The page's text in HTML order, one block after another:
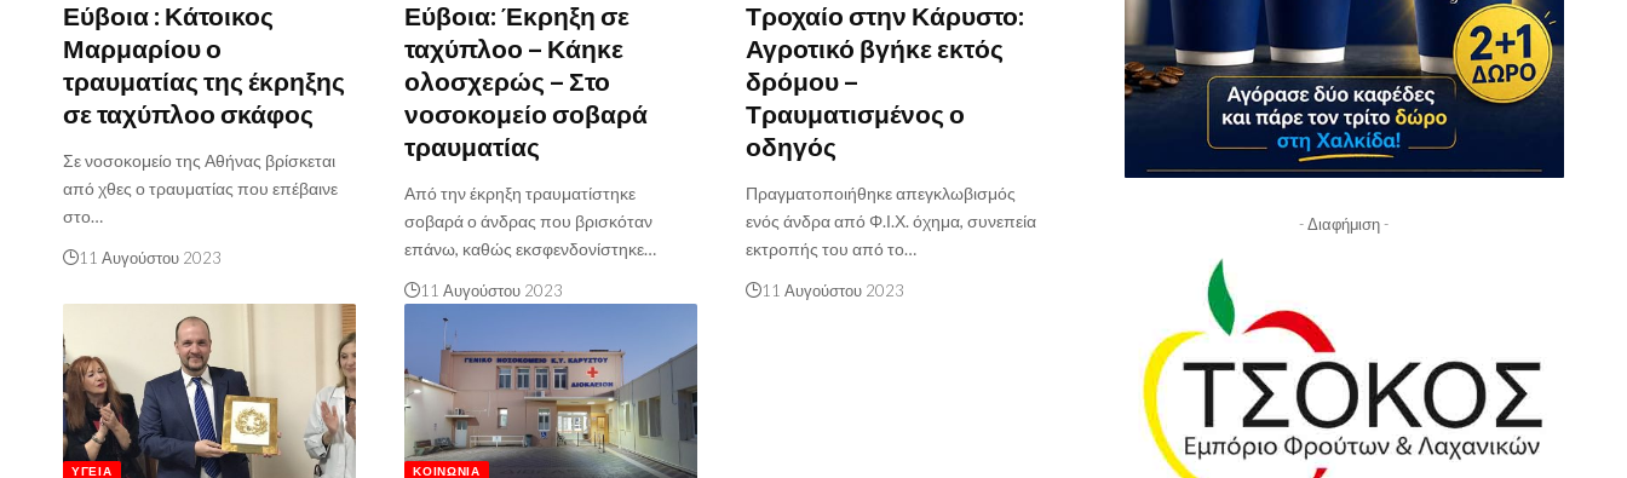
Εύβοια : Κάτοικος
Μαρμαρίου ο
τραυματίας της έκρηξης
σε ταχύπλοο σκάφος
Σε νοσοκομείο της Αθήνας βρίσκεται
από χθες ο τραυματίας που επέβαινε
στο…
11 Αυγούστου 2023
Εύβοια: Έκρηξη σε
ταχύπλοο – Κάηκε
ολοσχερώς – Στο
νοσοκομείο σοβαρά
τραυματίας
Από την έκρηξη τραυματίστηκε
σοβαρά ο άνδρας που βρισκόταν
επάνω, καθώς εκσφενδονίστηκε…
11 Αυγούστου 2023
Τροχαίο στην Κάρυστο:
Αγροτικό βγήκε εκτός
δρόμου –
Τραυματισμένος ο
οδηγός
Πραγματοποιήθηκε απεγκλωβισμός
ενός άνδρα από Φ.Ι.Χ. όχημα, συνεπεία
εκτροπής του από το…
11 Αυγούστου 2023
ΥΓΕΊΑ ΚΟΙΝΩΝΊΑ
- Διαφήμιση -